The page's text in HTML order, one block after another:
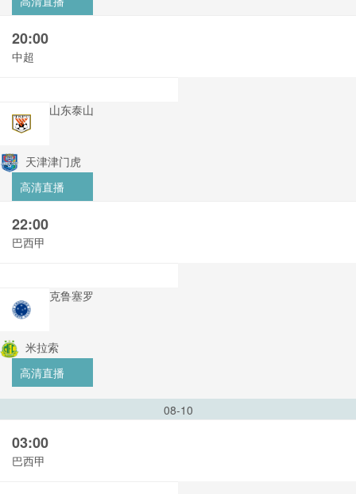
20:00
中超
山东泰山
天津津门虎
高清直播
22:00
巴西甲
克鲁塞罗
米拉索
高清直播
08-10
03:00
巴西甲